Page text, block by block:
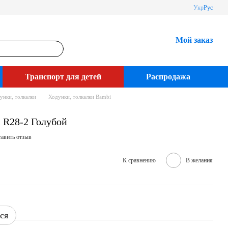
УкрРус
Мой заказ
Транспорт для детей Распродажа
толкалки Ходунки, толкалки Bambi
2 Голубой
отзыв
К сравнению В желания